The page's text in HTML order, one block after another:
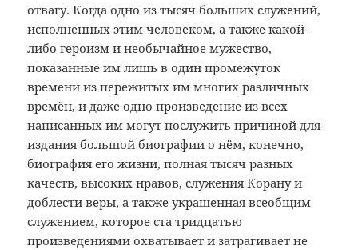
отвагу. Когда одно из тысяч больших служений,
исполненных этим человеком, а также какой-
либо героизм и необычайное мужество,
показанные им лишь в один промежуток
времени из пережитых им многих различных
времён, и даже одно произведение из всех
написанных им могут послужить причиной для
издания большой биографии о нём, конечно,
биография его жизни, полная тысяч разных
качеств, высоких нравов, служения Корану и
доблести веры, а также украшенная всеобщим
служением, которое ста тридцатью
произведениями охватывает и затрагивает не